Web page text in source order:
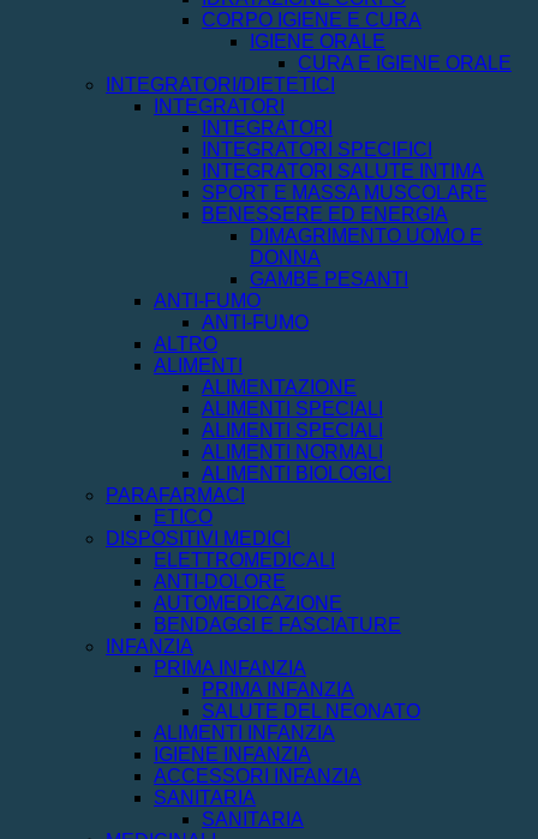
CORPO IGIENE E CURA
IGIENE ORALE
CURA E IGIENE ORALE
INTEGRATORI/DIETETICI
INTEGRATORI
INTEGRATORI
INTEGRATORI SPECIFICI
INTEGRATORI SALUTE INTIMA
SPORT E MASSA MUSCOLARE
BENESSERE ED ENERGIA
DIMAGRIMENTO UOMO E
DONNA
GAMBE PESANTI
ANTI-FUMO
ANTI-FUMO
ALTRO
ALIMENTI
ALIMENTAZIONE
ALIMENTI SPECIALI
ALIMENTI SPECIALI
ALIMENTI NORMALI
ALIMENTI BIOLOGICI
PARAFARMACI
ETICO
DISPOSITIVI MEDICI
ELETTROMEDICALI
ANTI-DOLORE
AUTOMEDICAZIONE
BENDAGGI E FASCIATURE
INFANZIA
PRIMA INFANZIA
PRIMA INFANZIA
SALUTE DEL NEONATO
ALIMENTI INFANZIA
IGIENE INFANZIA
ACCESSORI INFANZIA
SANITARIA
SANITARIA